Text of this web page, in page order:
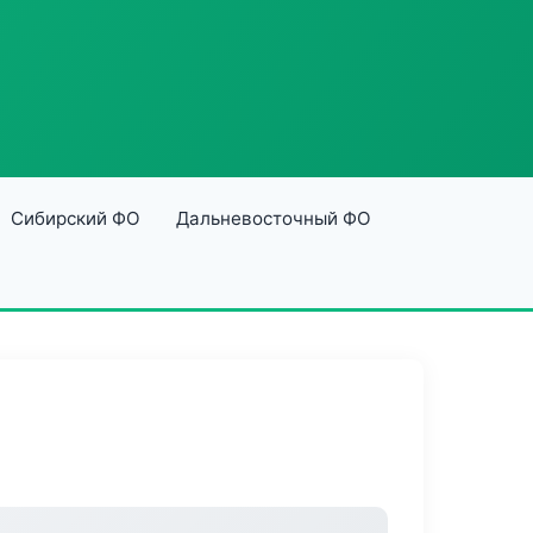
Сибирский ФО Дальневосточный ФО